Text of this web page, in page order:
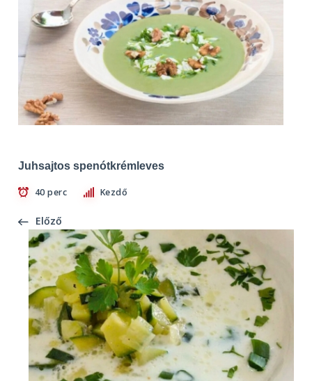
Juhsajtos spenótkrémleves
40 perc Kezdő
Előző